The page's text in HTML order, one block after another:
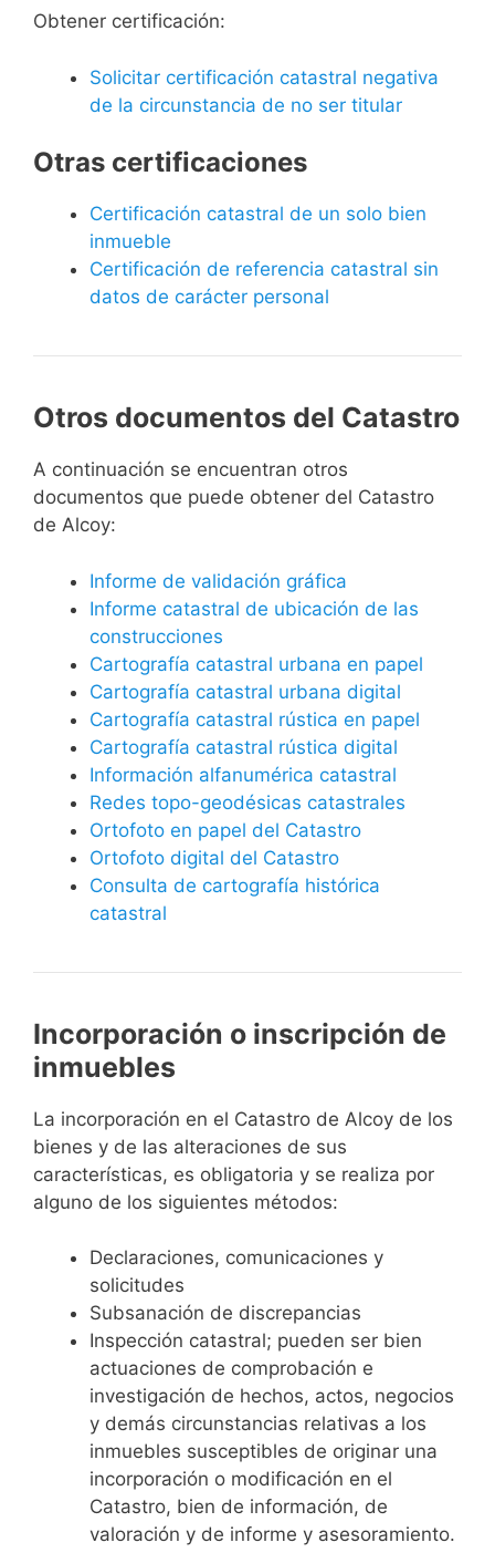
Obtener certificación:
Solicitar certificación catastral negativa
de la circunstancia de no ser titular
Otras certificaciones
Certificación catastral de un solo bien
inmueble
Certificación de referencia catastral sin
datos de carácter personal
Otros documentos del Catastro
A continuación se encuentran otros
documentos que puede obtener del Catastro
de Alcoy:
Informe de validación gráfica
Informe catastral de ubicación de las
construcciones
Cartografía catastral urbana en papel
Cartografía catastral urbana digital
Cartografía catastral rústica en papel
Cartografía catastral rústica digital
Información alfanumérica catastral
Redes topo-geodésicas catastrales
Ortofoto en papel del Catastro
Ortofoto digital del Catastro
Consulta de cartografía histórica
catastral
Incorporación o inscripción de
inmuebles
La incorporación en el Catastro de Alcoy de los
bienes y de las alteraciones de sus
características, es obligatoria y se realiza por
alguno de los siguientes métodos:
Declaraciones, comunicaciones y
solicitudes
Subsanación de discrepancias
Inspección catastral; pueden ser bien
actuaciones de comprobación e
investigación de hechos, actos, negocios
y demás circunstancias relativas a los
inmuebles susceptibles de originar una
incorporación o modificación en el
Catastro, bien de información, de
valoración y de informe y asesoramiento.